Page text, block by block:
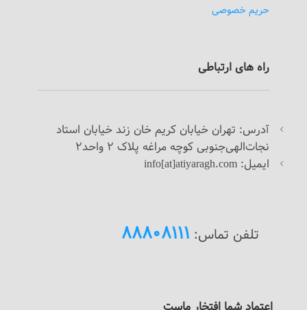
حریم خصوصی
راه های ارتباطی
آدرس: تهران خیابان کریم خان زند خیابان استاد
نجات‌الهی‌جنوبی کوچه مراغه پلاک 2 واحد2
ایمیل: info[at]atiyaragh.com
تلفن تماس: 88808111